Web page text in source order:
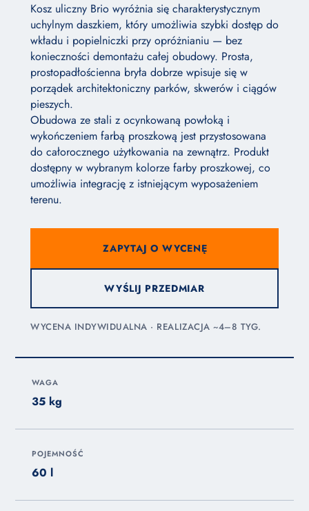
Kosz uliczny Brio wyróżnia się charakterystycznym
uchylnym daszkiem, który umożliwia szybki dostęp do
wkładu i popielniczki przy opróżnianiu — bez
konieczności demontażu całej obudowy. Prosta,
prostopadłościenna bryła dobrze wpisuje się w
porządek architektoniczny parków, skwerów i ciągów
pieszych.
Obudowa ze stali z ocynkowaną powłoką i
wykończeniem farbą proszkową jest przystosowana
do całorocznego użytkowania na zewnątrz. Produkt
dostępny w wybranym kolorze farby proszkowej, co
umożliwia integrację z istniejącym wyposażeniem
terenu.
ZAPYTAJ O WYCENĘ
WYŚLIJ PRZEDMIAR
WYCENA INDYWIDUALNA · REALIZACJA ~4–8 TYG.
WAGA
35 kg
POJEMNOŚĆ
60 l